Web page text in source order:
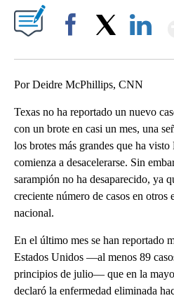
Por Deidre McPhillips, CNN
Texas no ha reportado un nuevo
con un brote en casi un mes, una
los brotes más grandes que ha
comienza a desacelerarse. Sin
sarampión no ha desaparecido, ya
creciente número de casos en otros
nacional.
En el último mes se han reportado
Estados Unidos —al menos 89
principios de julio— que en la
declaró la enfermedad eliminada